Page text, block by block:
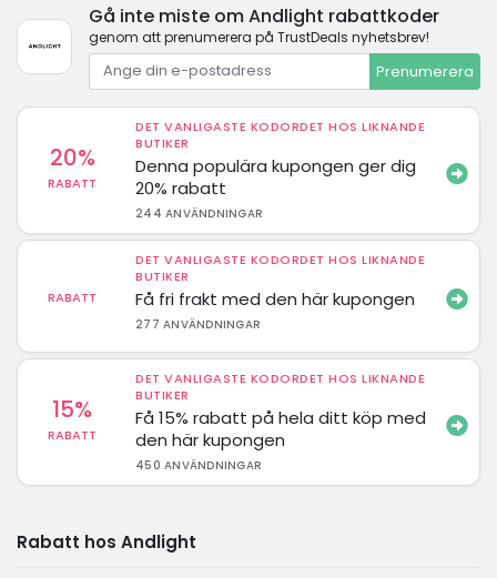
Gå inte miste om Andlight rabattkoder
genom att prenumerera på TrustDeals nyhetsbrev!
Prenumerera
20%
RABATT
DET VANLIGASTE KODORDET HOS LIKNANDE
BUTIKER
Denna populära kupongen ger dig
20% rabatt
244 ANVÄNDNINGAR
RABATT
DET VANLIGASTE KODORDET HOS LIKNANDE
BUTIKER
Få fri frakt med den här kupongen
277 ANVÄNDNINGAR
15%
RABATT
DET VANLIGASTE KODORDET HOS LIKNANDE
BUTIKER
Få 15% rabatt på hela ditt köp med
den här kupongen
450 ANVÄNDNINGAR
Rabatt hos Andlight